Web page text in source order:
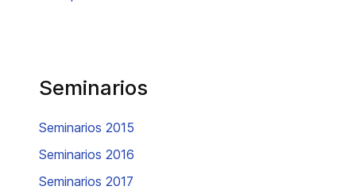
Seminarios
Seminarios 2015
Seminarios 2016
Seminarios 2017